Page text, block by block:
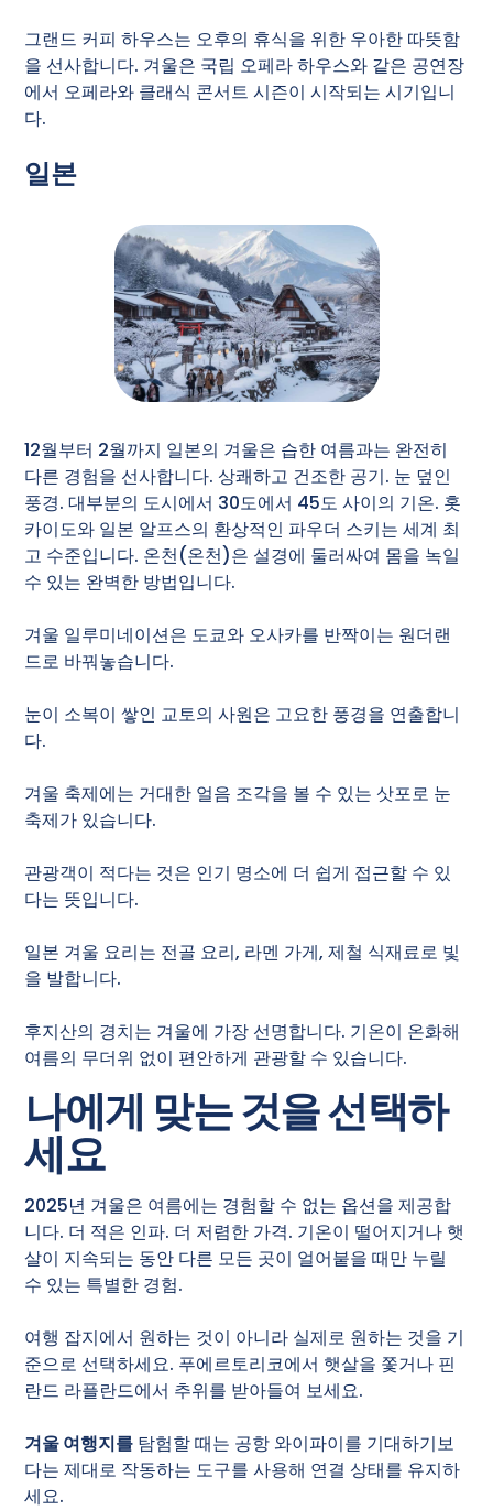
그랜드 커피 하우스는 오후의 휴식을 위한 우아한 따뜻함
을 선사합니다. 겨울은 국립 오페라 하우스와 같은 공연장
에서 오페라와 클래식 콘서트 시즌이 시작되는 시기입니
다.
일본
12월부터 2월까지 일본의 겨울은 습한 여름과는 완전히
다른 경험을 선사합니다. 상쾌하고 건조한 공기. 눈 덮인
풍경. 대부분의 도시에서 30도에서 45도 사이의 기온. 홋
카이도와 일본 알프스의 환상적인 파우더 스키는 세계 최
고 수준입니다. 온천(온천)은 설경에 둘러싸여 몸을 녹일
수 있는 완벽한 방법입니다.
겨울 일루미네이션은 도쿄와 오사카를 반짝이는 원더랜
드로 바꿔놓습니다.
눈이 소복이 쌓인 교토의 사원은 고요한 풍경을 연출합니
다.
겨울 축제에는 거대한 얼음 조각을 볼 수 있는 삿포로 눈
축제가 있습니다.
관광객이 적다는 것은 인기 명소에 더 쉽게 접근할 수 있
다는 뜻입니다.
일본 겨울 요리는 전골 요리, 라멘 가게, 제철 식재료로 빛
을 발합니다.
후지산의 경치는 겨울에 가장 선명합니다. 기온이 온화해
여름의 무더위 없이 편안하게 관광할 수 있습니다.
나에게 맞는 것을 선택하
세요
2025년 겨울은 여름에는 경험할 수 없는 옵션을 제공합
니다. 더 적은 인파. 더 저렴한 가격. 기온이 떨어지거나 햇
살이 지속되는 동안 다른 모든 곳이 얼어붙을 때만 누릴
수 있는 특별한 경험.
여행 잡지에서 원하는 것이 아니라 실제로 원하는 것을 기
준으로 선택하세요. 푸에르토리코에서 햇살을 쫓거나 핀
란드 라플란드에서 추위를 받아들여 보세요.
겨울 여행지를 탐험할 때는 공항 와이파이를 기대하기보
다는 제대로 작동하는 도구를 사용해 연결 상태를 유지하
세요.